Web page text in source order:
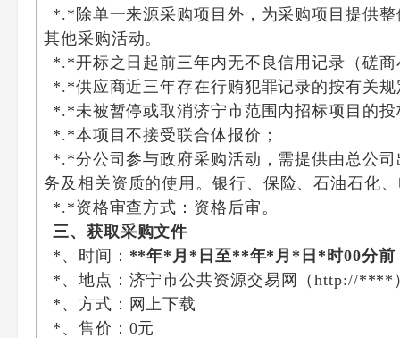
*.*除单一来源采购项目外，为采购项目提供
其他采购活动。
*.*开标之日起前三年内无不良信用记录（磋
*.*供应商近三年存在行贿犯罪记录的按有关规
*.*未被暂停或取消济宁市范围内招标项目的投
*.*本项目不接受联合体报价；
*.*分公司参与政府采购活动，需提供由总公
务及相关资质的使用。银行、保险、石油石化
*.*资格审查方式：资格后审。
三、获取采购文件
*、时间： **年* 月 * 日至**年* 月 * 日*时00分前
*、地点：济宁市公共资源交易网（http://
*、方式：网上下载
*、售价：0元